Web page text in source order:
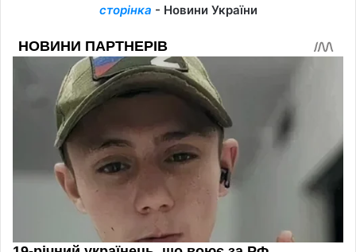
сторінка - Новини України